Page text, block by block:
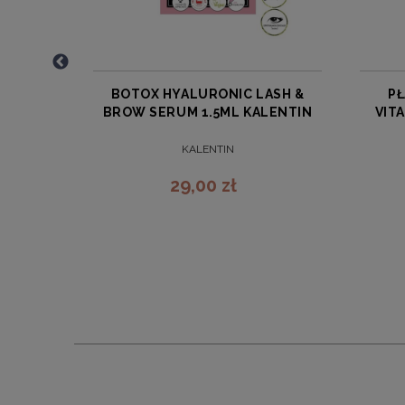
PŁATKI POD OCZY ALOE &
VITAMINA C 10 PAR KALENTIN
KALENTIN
49,00 zł